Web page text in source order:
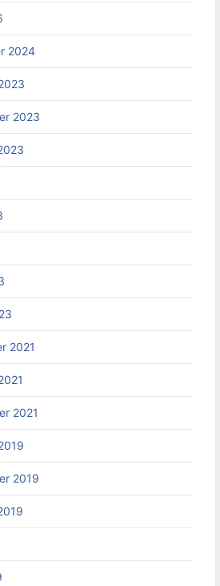
2024
2023
2021
2021
2019